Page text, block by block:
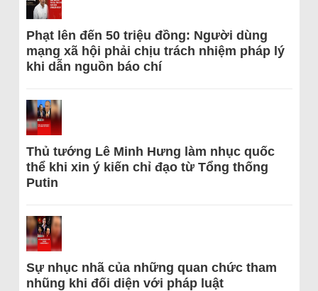
Phạt lên đến 50 triệu đồng: Người dùng
mạng xã hội phải chịu trách nhiệm pháp lý
khi dẫn nguồn báo chí
Thủ tướng Lê Minh Hưng làm nhục quốc
thể khi xin ý kiến chỉ đạo từ Tổng thống
Putin
Sự nhục nhã của những quan chức tham
nhũng khi đối diện với pháp luật